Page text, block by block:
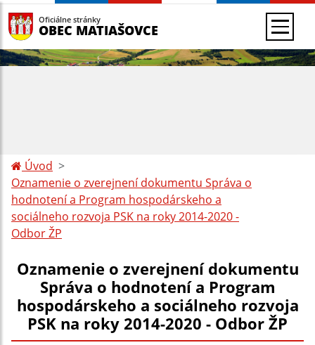
Oficiálne stránky
OBEC MATIAŠOVCE
Úvod
Oznamenie o zverejnení dokumentu Správa o
hodnotení a Program hospodárskeho a
sociálneho rozvoja PSK na roky 2014-2020 -
Odbor ŽP
Oznamenie o zverejnení dokumentu
Správa o hodnotení a Program
hospodárskeho a sociálneho rozvoja
PSK na roky 2014-2020 - Odbor ŽP